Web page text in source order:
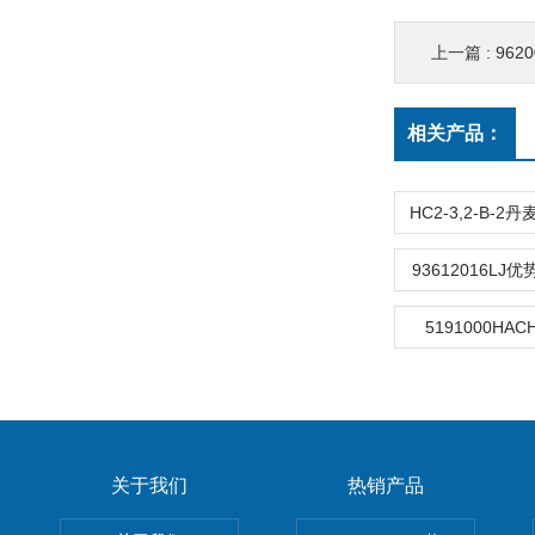
上一篇 :
相关产品：
93612016LJ优
关于我们 热销产品